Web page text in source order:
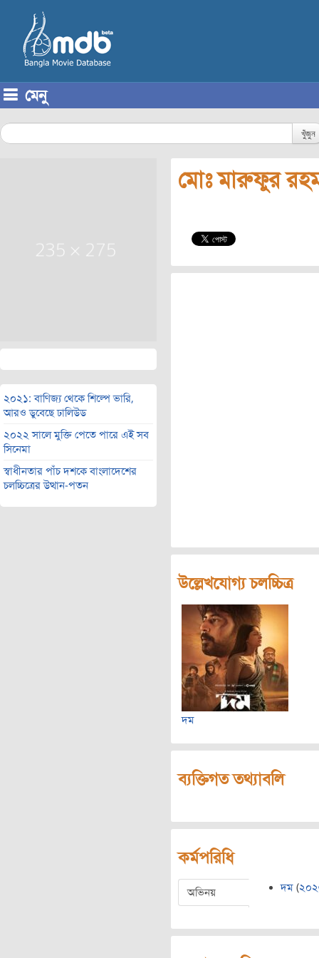
মেনু
খুঁজুন
২০২১: বাণিজ্য থেকে শিল্পে ভারি,
আরও ডুবেছে ঢালিউড
২০২২ সালে মুক্তি পেতে পারে এই সব
সিনেমা
স্বাধীনতার পাঁচ দশকে বাংলাদেশের
চলচ্চিত্রের উত্থান-পতন
মোঃ মারুফুর
উল্লেখযোগ্য চলচ্চিত্র
দম
ব্যক্তিগত তথ্যাবলি
কর্মপরিধি
অভিনয় দম (